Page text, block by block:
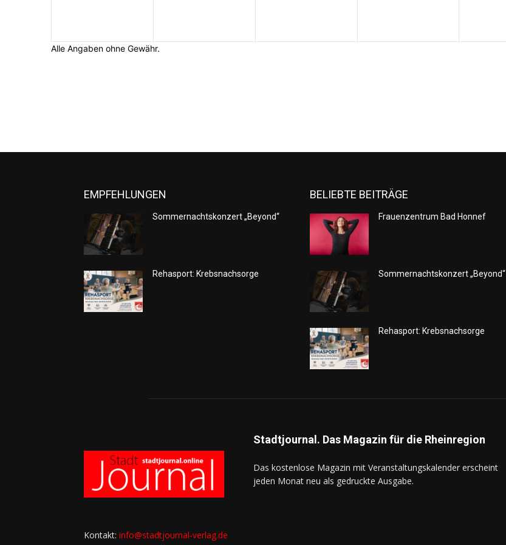
Alle Angaben ohne Gewähr.
EMPFEHLUNGEN
Sommernachtskonzert „Beyond“
Rehasport: Krebsnachsorge
BELIEBTE BEITRÄGE
Frauenzentrum Bad Honnef
Sommernachtskonzert „Beyond“
Rehasport: Krebsnachsorge
Stadtjournal. Das Magazin für die Rheinregion
Das kostenlose Magazin mit Veranstaltungskalender erscheint
jeden Monat neu als gedruckte Ausgabe.
Kontakt: info@stadtjournal-verlag.de